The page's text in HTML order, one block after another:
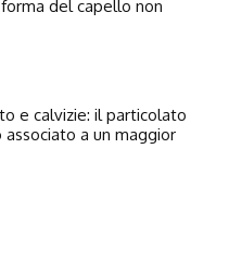
del capello non
e calvizie: il particolato
a un maggior